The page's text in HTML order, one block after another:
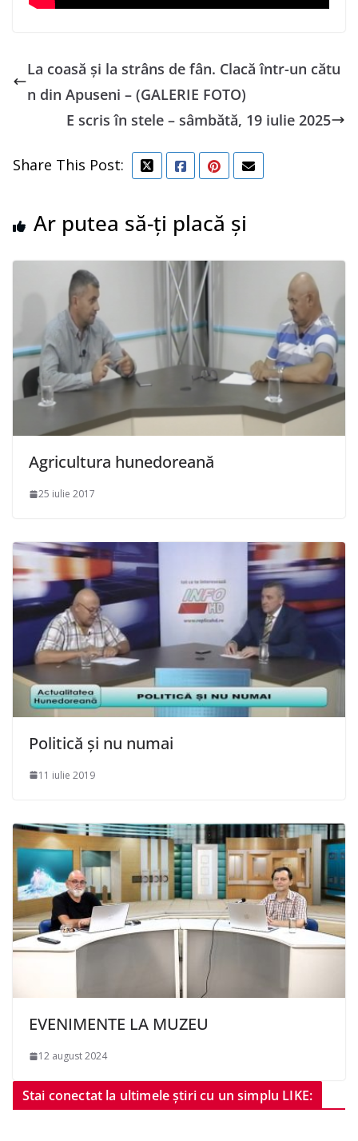
La coasă și la strâns de fân. Clacă într-un cătu
n din Apuseni – (GALERIE FOTO)
E scris în stele – sâmbătă, 19 iulie 2025
Share This Post:
Ar putea să-ți placă și
Agricultura hunedoreană
25 iulie 2017
Politică și nu numai
11 iulie 2019
EVENIMENTE LA MUZEU
12 august 2024
Stai conectat la ultimele știri cu un simplu LIKE: